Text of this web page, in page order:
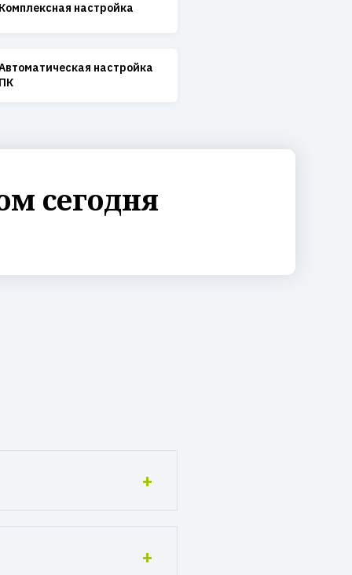
Комплексная настройка
настройка
ПК
сегодня